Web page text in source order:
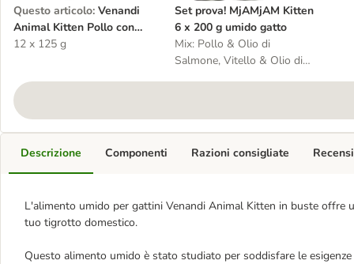
Questo articolo: Venandi
Animal Kitten Pollo con
Olio di Salmone 12 x 125 g
12 x 125 g
Set prova! MjAMjAM Kitten
6 x 200 g umido gatto
Mix: Pollo & Olio di
Salmone, Vitello & Olio di
Descrizione
L'alimento umido per gattini Venandi Animal Kitten in buste offre
tuo tigrotto domestico.
Questo alimento umido è stato studiato per soddisfare le
Componenti Razioni consigliate